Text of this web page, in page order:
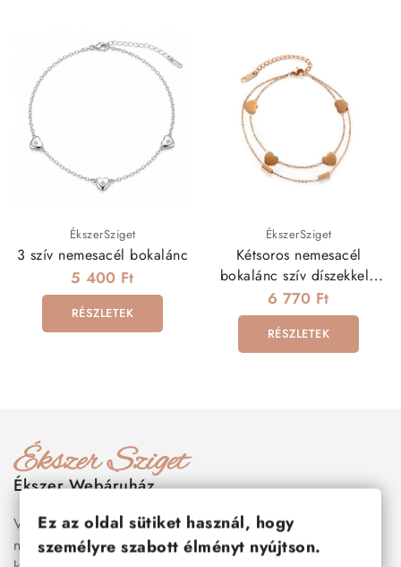
ÉkszerSziget
3 szív nemesacél bokalánc
5 400 Ft
RÉSZLETEK
ÉkszerSziget
Kétsoros nemesacél
bokalánc szív díszekkel -
rozé arany
6 770 Ft
RÉSZLETEK
Ékszer Webáruház
Válogass több száz prémium minőségű, stílusos és tartós
nemesacél ékszer és orvosi fém ékszer közül, amelyek
Ez az oldal sütiket használ, hogy
személyre szabott élményt nyújtson.